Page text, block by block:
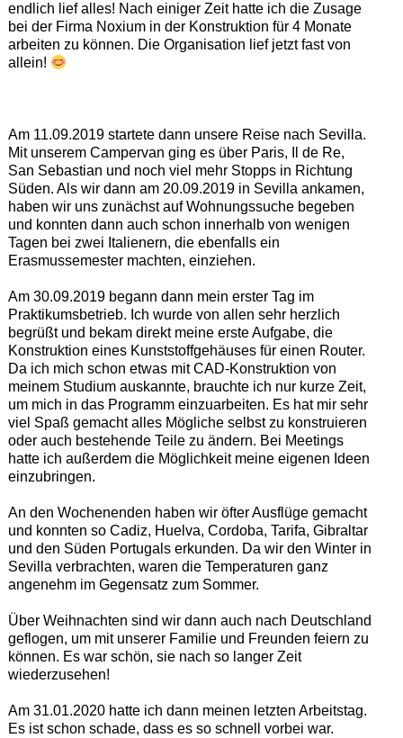
endlich lief alles! Nach einiger Zeit hatte ich die Zusage
bei der Firma Noxium in der Konstruktion für 4 Monate
arbeiten zu können. Die Organisation lief jetzt fast von
allein!
Am 11.09.2019 startete dann unsere Reise nach Sevilla.
Mit unserem Campervan ging es über Paris, Il de Re,
San Sebastian und noch viel mehr Stopps in Richtung
Süden. Als wir dann am 20.09.2019 in Sevilla ankamen,
haben wir uns zunächst auf Wohnungssuche begeben
und konnten dann auch schon innerhalb von wenigen
Tagen bei zwei Italienern, die ebenfalls ein
Erasmussemester machten, einziehen.
Am 30.09.2019 begann dann mein erster Tag im
Praktikumsbetrieb. Ich wurde von allen sehr herzlich
begrüßt und bekam direkt meine erste Aufgabe, die
Konstruktion eines Kunststoffgehäuses für einen Router.
Da ich mich schon etwas mit CAD-Konstruktion von
meinem Studium auskannte, brauchte ich nur kurze Zeit,
um mich in das Programm einzuarbeiten. Es hat mir sehr
viel Spaß gemacht alles Mögliche selbst zu konstruieren
oder auch bestehende Teile zu ändern. Bei Meetings
hatte ich außerdem die Möglichkeit meine eigenen Ideen
einzubringen.
An den Wochenenden haben wir öfter Ausflüge gemacht
und konnten so Cadiz, Huelva, Cordoba, Tarifa, Gibraltar
und den Süden Portugals erkunden. Da wir den Winter in
Sevilla verbrachten, waren die Temperaturen ganz
angenehm im Gegensatz zum Sommer.
Über Weihnachten sind wir dann auch nach Deutschland
geflogen, um mit unserer Familie und Freunden feiern zu
können. Es war schön, sie nach so langer Zeit
wiederzusehen!
Am 31.01.2020 hatte ich dann meinen letzten Arbeitstag.
Es ist schon schade, dass es so schnell vorbei war.